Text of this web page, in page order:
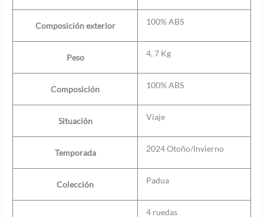
Composición exterior 100% ABS
Peso 4, 7 Kg
Composición 100% ABS
Situación Viaje
Temporada 2024 Otoño/Invierno
Colección Padua
4 ruedas